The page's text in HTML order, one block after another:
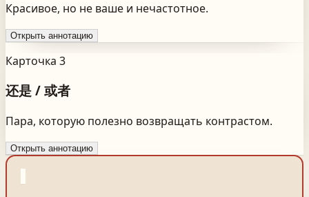
Красивое, но не ваше и нечастотное.
Открыть аннотацию
Карточка 3
还是 / 或者
Пара, которую полезно возвращать контрастом.
Открыть аннотацию